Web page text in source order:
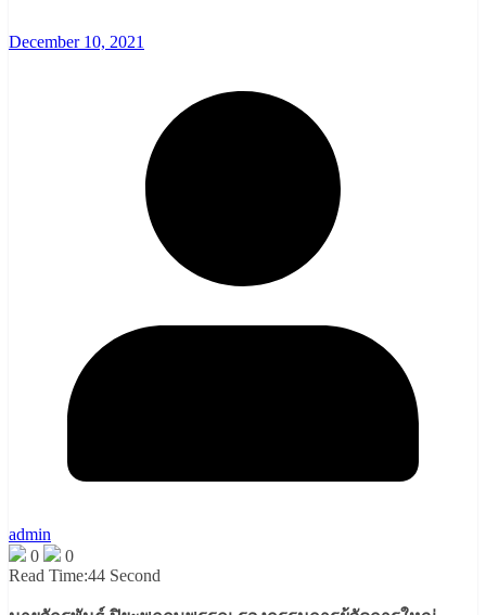
December 10, 2021
admin
0
0
Read Time:44 Second